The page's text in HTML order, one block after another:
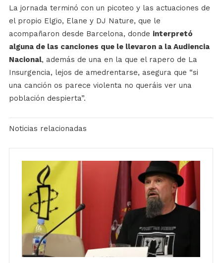
La jornada terminó con un picoteo y las actuaciones de
el propio Elgio, Elane y DJ Nature, que le
acompañaron desde Barcelona, donde interpretó
alguna de las canciones que le llevaron a la Audiencia
Nacional, además de una en la que el rapero de La
Insurgencia, lejos de amedrentarse, asegura que “si
una canción os parece violenta no queráis ver una
población despierta”.
Noticias relacionadas